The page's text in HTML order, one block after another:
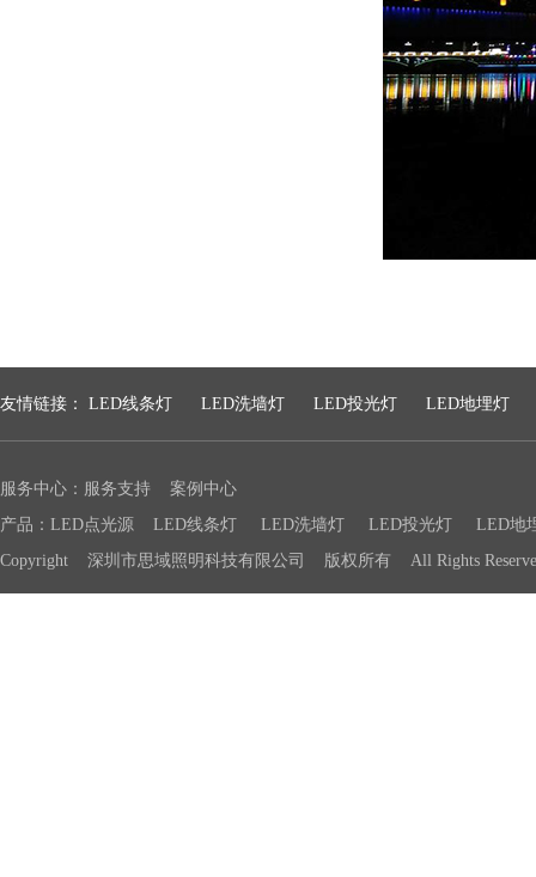
友情链接： LED线条灯 LED洗墙灯 LED投光灯 LED地埋灯
服务中心： 服务支持
案例中心
产品： LED点光源 LED线条灯 LED洗墙灯 LED投光灯
LED地
Copyright 深圳市思域照明科技有限公司 版权所有 All Rights